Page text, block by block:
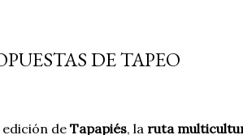
DE TAPEO
de Tapapiés, la ruta